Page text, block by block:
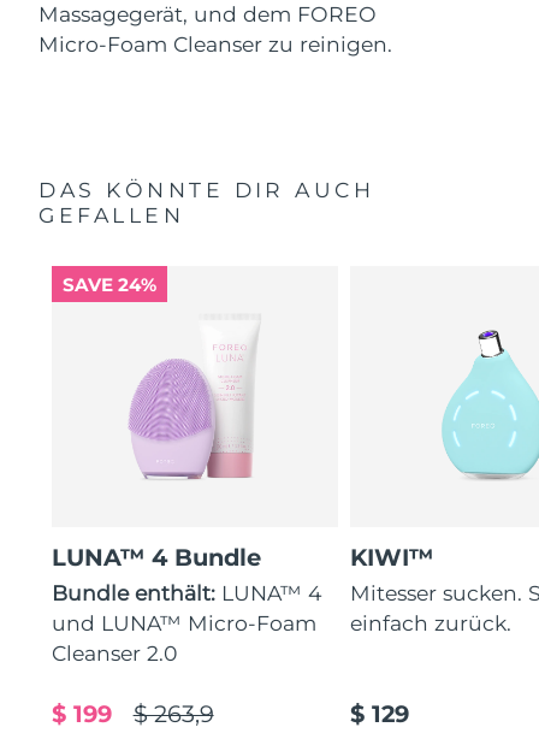
Massagegerät, und dem FOREO
Micro-Foam Cleanser zu reinigen.
DAS KÖNNTE DIR AUCH
GEFALLEN
SAVE 24%
LUNA™ 4 Bundle
Bundle enthält: LUNA™ 4
und LUNA™ Micro-Foam
Cleanser 2.0
$ 263,9
$ 199
KIWI™
Mitesser sucken.
einfach zurück.
$ 129